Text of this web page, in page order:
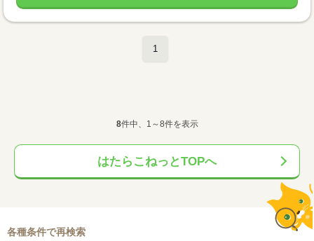
1
8件中、1～8件を表示
はたらこねっとTOPへ
各種条件で再検索